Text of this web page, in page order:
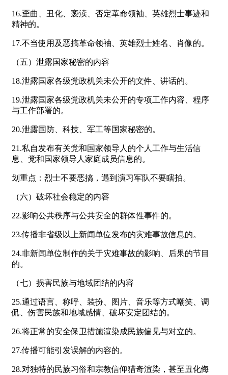
16.歪曲、丑化、亵渎、否定革命领袖、英雄烈士事迹和
精神的。
17.不当使用及恶搞革命领袖、英雄烈士姓名、肖像的。
（五）泄露国家秘密的内容
18.泄露国家各级党政机关未公开的文件、讲话的。
19.泄露国家各级党政机关未公开的专项工作内容、程序
与工作部署的。
20.泄露国防、科技、军工等国家秘密的。
21.私自发布有关党和国家领导人的个人工作与生活信
息、党和国家领导人家庭成员信息的。
划重点：烈士不要恶搞，遇到演习军队不要瞎拍。
（六）破坏社会稳定的内容
22.影响公共秩序与公共安全的群体性事件的。
23.传播非省级以上新闻单位发布的灾难事故信息的。
24.非新闻单位制作的关于灾难事故的影响、后果的节目
的。
（七）损害民族与地域团结的内容
25.通过语言、称呼、装扮、图片、音乐等方式嘲笑、调
侃、伤害民族和地域感情、破坏安定团结的。
26.将正常的安全保卫措施渲染成民族偏见与对立的。
27.传播可能引发误解的内容的。
28.对独特的民族习俗和宗教信仰猎奇渲染，甚至丑化侮